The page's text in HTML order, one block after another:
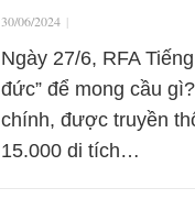
30/06/2024 |
Ngày 27/6, RFA
đức” để mong cầu
chính, được truyền
15.000 di tích…